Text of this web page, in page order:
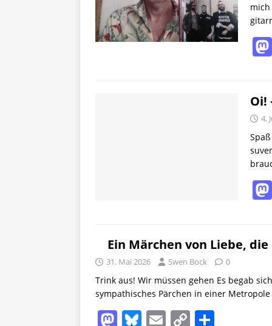
Oi!
4.
Ein Märchen von Liebe,
31. Mai 2026 Swen Bock 0
Trink aus! Wir müssen gehen Es begab
sympathisches Pärchen in einer
M Bl E C